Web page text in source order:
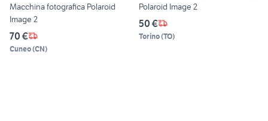
Macchina fotografica Polaroid
Image 2
70 €
Cuneo(CN)
Polaroid Image 2
50 €
Torino(TO)